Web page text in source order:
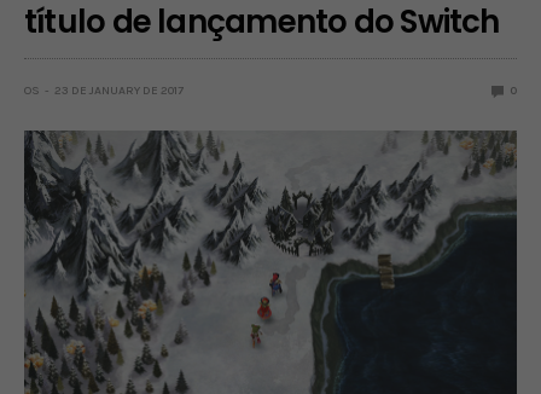
título de lançamento do Switch
OS 23 DE JANUARY DE 2017 0